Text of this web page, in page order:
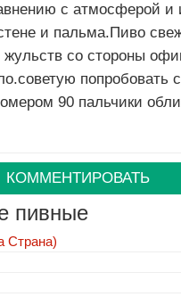
с атмосферой и
и пальма.Пиво
жульств со стороны
попробовать
90 пальчики
КОММЕНТИРОВАТЬ
пивные
Страна)